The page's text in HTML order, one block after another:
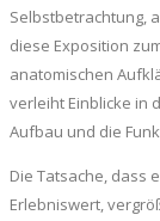
Selbstbetrachtung,
diese Exposition
anatomischen
verleiht Einblicke in
Aufbau und die
Die Tatsache, dass
Erlebniswert,